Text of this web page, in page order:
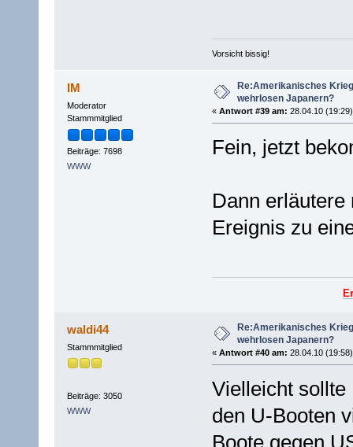
Vorsicht bissig!
IM
Moderator
Stammmitglied
Beiträge: 7698
WWW
Re:Amerikanisches
wehrlosen Japanern?
« Antwort #39 am: 28.04.10
Fein, jetzt
Dann
Ereignis zu
waldi44
Stammmitglied
Beiträge: 3050
WWW
Re:Amerikanisches
wehrlosen Japanern?
« Antwort #40 am: 28.04.10
Vielleicht sollte
den U-Booten
Boote gegen